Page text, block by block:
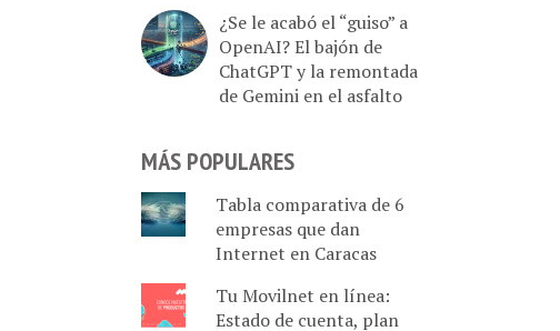
¿Se le acabó el “guiso” a
OpenAI? El bajón de
ChatGPT y la remontada
de Gemini en el asfalto
MÁS POPULARES
Tabla comparativa de 6
empresas que dan
Internet en Caracas
Tu Movilnet en línea:
Estado de cuenta, plan